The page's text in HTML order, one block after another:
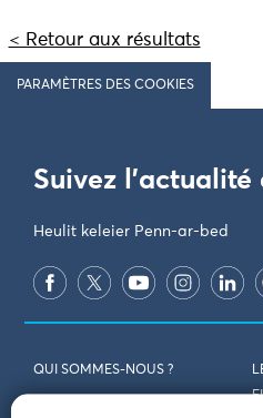
< Retour aux résultats
PARAMÈTRES DES COOKIES
Suivez l'actualité
Heulit keleier Penn-ar-bed
QUI SOMMES-NOUS ?